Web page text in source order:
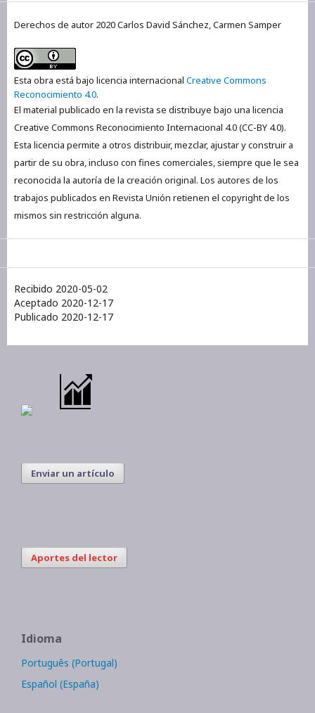
Derechos de autor 2020 Carlos David Sánchez, Carmen Samper
Esta obra está bajo licencia internacional Creative Commons
Reconocimiento 4.0.
El material publicado en la revista se distribuye bajo una licencia
Creative Commons Reconocimiento Internacional 4.0 (CC-BY 4.0).
Esta licencia permite a otros distribuir, mezclar, ajustar y construir a
partir de su obra, incluso con fines comerciales, siempre que le sea
reconocida la autoría de la creación original. Los autores de los
trabajos publicados en Revista Unión retienen el copyright de los
mismos sin restricción alguna.
Recibido 2020-05-02
Aceptado 2020-12-17
Publicado 2020-12-17
Enviar un artículo
Aportes del lector
Idioma
Português (Portugal)
Español (España)